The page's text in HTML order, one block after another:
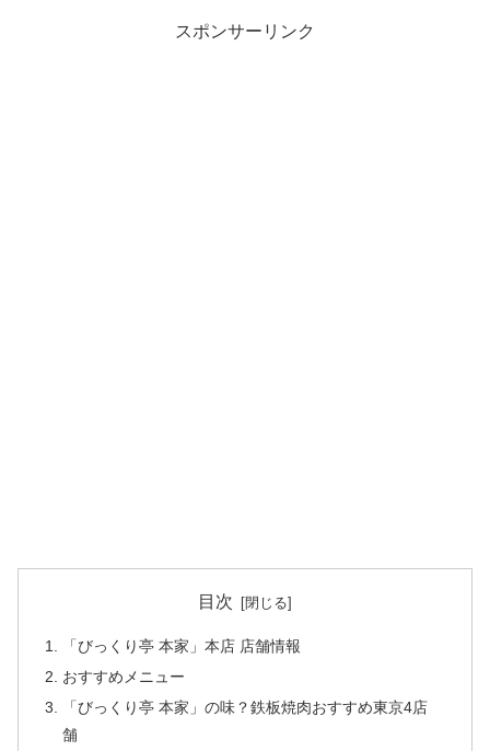
スポンサーリンク
目次
「びっくり亭 本家」本店 店舗情報
おすすめメニュー
「びっくり亭 本家」の味？鉄板焼肉おすすめ東京4店
舗